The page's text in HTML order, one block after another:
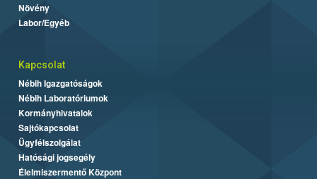
Növény
Labor/Egyéb
Kapcsolat
Nébih Igazgatóságok
Nébih Laboratóriumok
Kormányhivatalok
Sajtókapcsolat
Ügyfélszolgálat
Hatósági jogsegély
Élelmiszermentő Központ